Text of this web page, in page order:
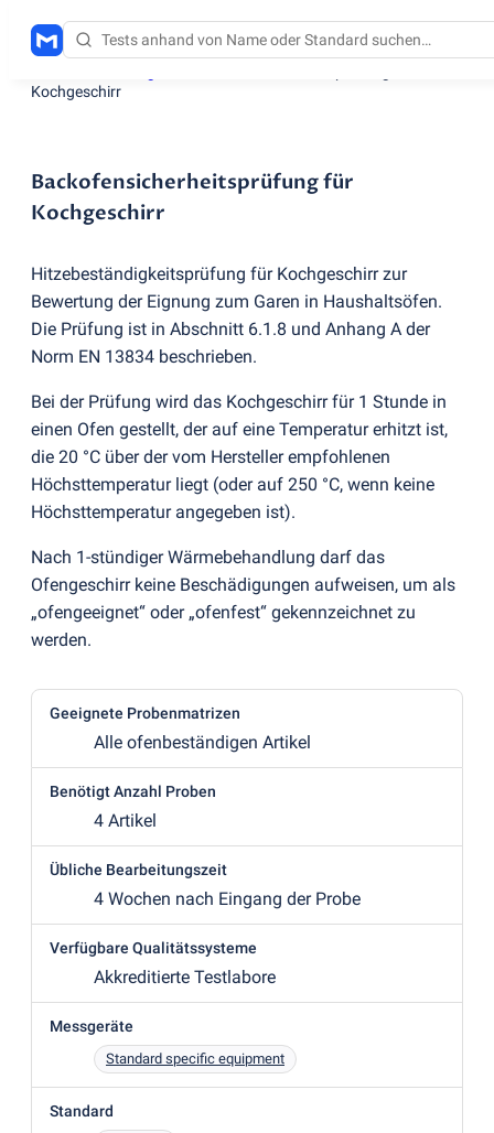
Kochgeschirr
Backofensicherheitsprüfung für
Kochgeschirr
Hitzebeständigkeitsprüfung für Kochgeschirr zur
Bewertung der Eignung zum Garen in Haushaltsöfen.
Die Prüfung ist in Abschnitt 6.1.8 und Anhang A der
Norm EN 13834 beschrieben.
Bei der Prüfung wird das Kochgeschirr für 1 Stunde in
einen Ofen gestellt, der auf eine Temperatur erhitzt ist,
die 20 °C über der vom Hersteller empfohlenen
Höchsttemperatur liegt (oder auf 250 °C, wenn keine
Höchsttemperatur angegeben ist).
Nach 1-stündiger Wärmebehandlung darf das
Ofengeschirr keine Beschädigungen aufweisen, um als
„ofengeeignet“ oder „ofenfest“ gekennzeichnet zu
werden.
Geeignete Probenmatrizen
Alle ofenbeständigen Artikel
Benötigt Anzahl Proben
4 Artikel
Übliche Bearbeitungszeit
4 Wochen nach Eingang der Probe
Verfügbare Qualitätssysteme
Akkreditierte Testlabore
Messgeräte
Standard specific equipment
Standard